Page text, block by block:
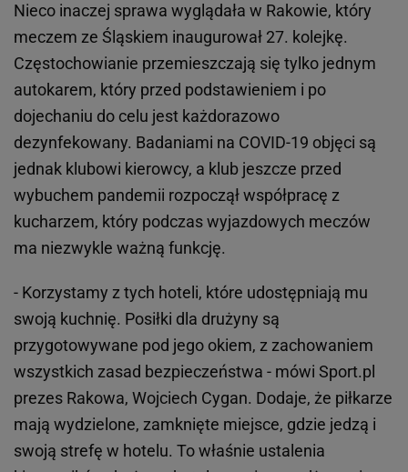
Nieco inaczej sprawa wyglądała w Rakowie, który
meczem ze Śląskiem inaugurował 27. kolejkę.
Częstochowianie przemieszczają się tylko jednym
autokarem, który przed podstawieniem i po
dojechaniu do celu jest każdorazowo
dezynfekowany. Badaniami na COVID-19 objęci są
jednak klubowi kierowcy, a klub jeszcze przed
wybuchem pandemii rozpoczął współpracę z
kucharzem, który podczas wyjazdowych meczów
ma niezwykle ważną funkcję.
- Korzystamy z tych hoteli, które udostępniają mu
swoją kuchnię. Posiłki dla drużyny są
przygotowywane pod jego okiem, z zachowaniem
wszystkich zasad bezpieczeństwa - mówi Sport.pl
prezes Rakowa, Wojciech Cygan. Dodaje, że piłkarze
mają wydzielone, zamknięte miejsce, gdzie jedzą i
swoją strefę w hotelu. To właśnie ustalenia